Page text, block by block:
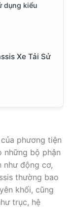
dụng kiểu
Xe Tải Sử
phương tiện
những bộ phận
như động cơ,
thường bao
khối, cũng
trục, hệ